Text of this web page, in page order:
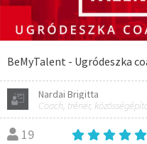
BeMyTalent - Ugródeszka
Nardai Brigitta
Coach, tréner,
19